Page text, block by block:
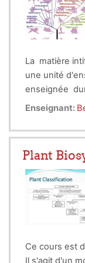
La matière
une unité
enseignée
cycle long
faire
Enseignant:
Plant
Ce cours est
Il s'agit d'un